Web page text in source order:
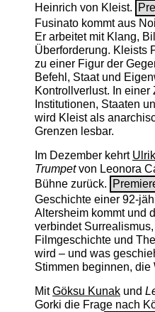
Heinrich von Kleist.
Fusinato kommt aus
Er arbeitet mit Klang,
Überforderung. Kleists
zu einer Figur der
Befehl, Staat und
Kontrollverlust. In einer
Institutionen, Staaten
wird Kleist als
Grenzen lesbar.
Im Dezember kehrt
Trumpetvon Leonora
Bühne zurück.
Geschichte einer 92-
Altersheim kommt und
verbindet
Filmgeschichte und
wird – und was
Stimmen beginnen, die
MitGöksu Kunakund
Gorki die Frage nach